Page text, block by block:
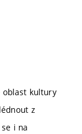
oblast kultury
z
i na